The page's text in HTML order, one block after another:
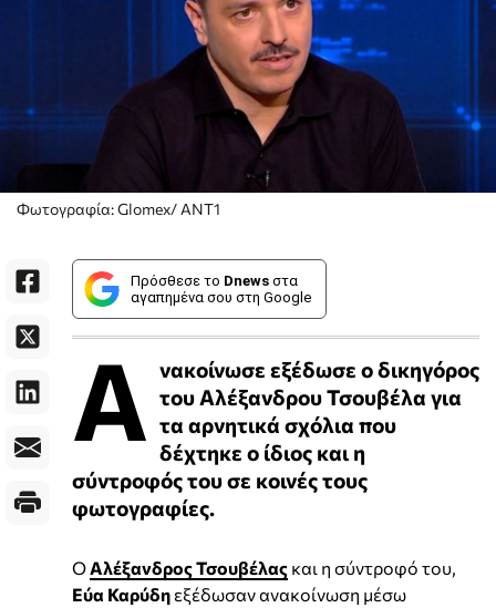
Φωτογραφία: Glomex/ ANT1
Πρόσθεσε το Dnews στα
αγαπημένα σου στη Google
Α νακοίνωσε εξέδωσε ο δικηγόρος
του Αλέξανδρου Τσουβέλα για
τα αρνητικά σχόλια που
δέχτηκε ο ίδιος και η
σύντροφός του σε κοινές τους
φωτογραφίες.
Ο Αλέξανδρος Τσουβέλας και η σύντροφό του,
Εύα Καρύδη εξέδωσαν ανακοίνωση μέσω